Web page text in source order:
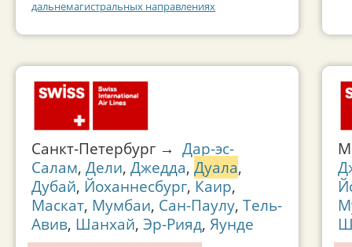
дальнемагистральных направлениях
Санкт-Петербург → Дар-эс-
Салам, Дели, Джедда, Дуала,
Дубай, Йоханнесбург, Каир,
Маскат, Мумбаи, Сан-Паулу, Тель-
Авив, Шанхай, Эр-Рияд, Яунде